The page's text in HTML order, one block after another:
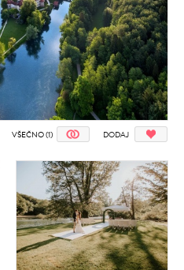
DODAJ
VŠEČNO (1)